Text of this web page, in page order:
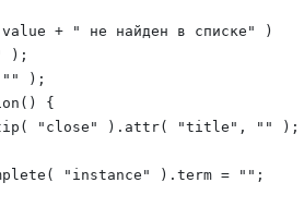
+ " не найден в списке" )
);
);
{
"close" ).attr( "title", "" );
"instance" ).term = "";